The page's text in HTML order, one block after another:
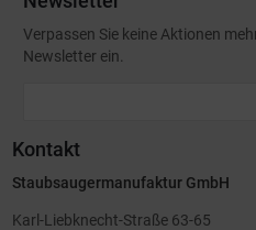
Verpassen Sie keine Aktionen
Newsletter ein.
Kontakt
Staubsaugermanufaktur GmbH
Karl-Liebknecht-Straße 63-65